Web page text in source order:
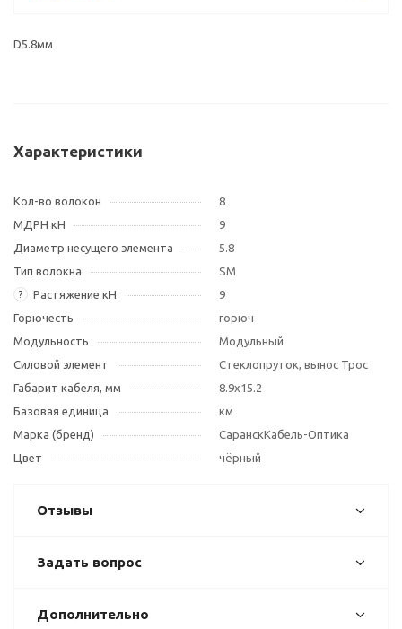
D5.8мм
Характеристики
Кол-во волокон
8
МДРН кН
9
Диаметр несущего элемента
5.8
Тип волокна
SM
? Растяжение кН
9
Горючесть
горюч
Модульность
Модульный
Силовой элемент
Стеклопруток, вынос Трос
Габарит кабеля, мм
8.9х15.2
Базовая единица
км
Марка (бренд)
СаранскКабель-Оптика
Цвет
чёрный
Отзывы
Задать вопрос
Дополнительно